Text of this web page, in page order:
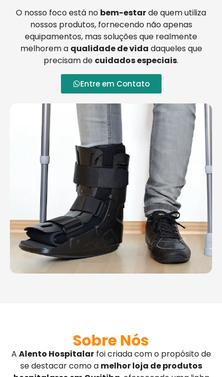
O nosso foco está no bem-estarde quem utiliza
nossos produtos, fornecendo não apenas
equipamentos, mas soluções que realmente
melhorem a qualidade de vida daqueles que
precisam de cuidados especiais.
Entre em Contato
Sobre Nós
A Alento Hospitalarfoi criada com o propósito de
se destacar como a melhor loja de produtos